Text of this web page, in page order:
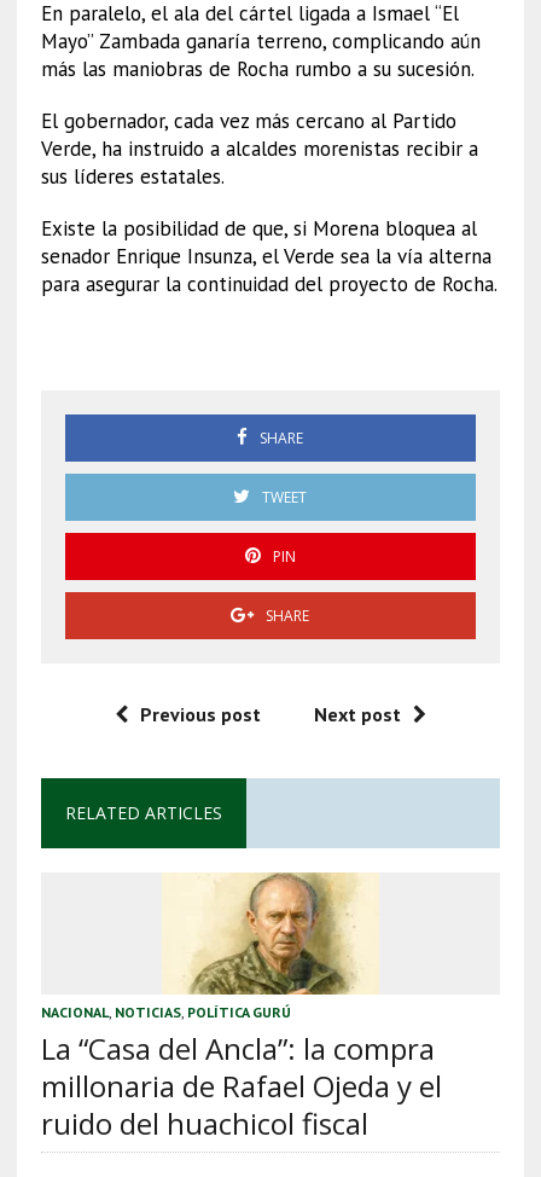
En paralelo, el ala del cártel ligada a Ismael “El
Mayo” Zambada ganaría terreno, complicando aún
más las maniobras de Rocha rumbo a su sucesión.
El gobernador, cada vez más cercano al Partido
Verde, ha instruido a alcaldes morenistas recibir a
sus líderes estatales.
Existe la posibilidad de que, si Morena bloquea al
senador Enrique Insunza, el Verde sea la vía alterna
para asegurar la continuidad del proyecto de Rocha.
SHARE
TWEET
PIN
SHARE
Previous post Next post
RELATED ARTICLES
NACIONAL, NOTICIAS, POLÍTICA GURÚ
La “Casa del Ancla”: la compra
millonaria de Rafael Ojeda y el
ruido del huachicol fiscal